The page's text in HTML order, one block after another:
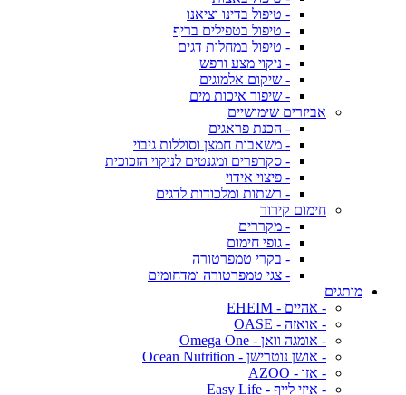
- טיפול בדינו וציאנו
- טיפול בטפילים בריף
- טיפול במחלות דגים
- ניקוי מצע ורפש
- שיקום אלמוגים
- שיפור איכות מים
אביזרים שימושיים
- הכנת פראגים
- משאבות חמצן וסוללות גיבוי
- סקרפרים ומגנטים לניקוי הזכוכית
- פיצוי אידוי
- רשתות ומלכודות לדגים
חימום קירור
- מקררים
- גופי חימום
- בקרי טמפרטורה
- צגי טמפרטורה ומדחומים
מותגים
- אהיים - EHEIM
- אואזה - OASE
- אומגה וואן - Omega One
- אושן נוטרישן - Ocean Nutrition
- אזו - AZOO
- איזי לייף - Easy Life